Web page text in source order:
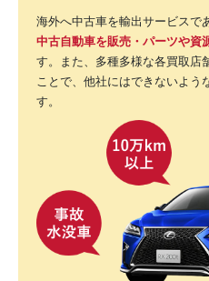
海外へ中古車を輸出サービスで
中古自動車を販売・パーツや資
す。また、多種多様な各買取店
ことで、他社にはできないよう
す。